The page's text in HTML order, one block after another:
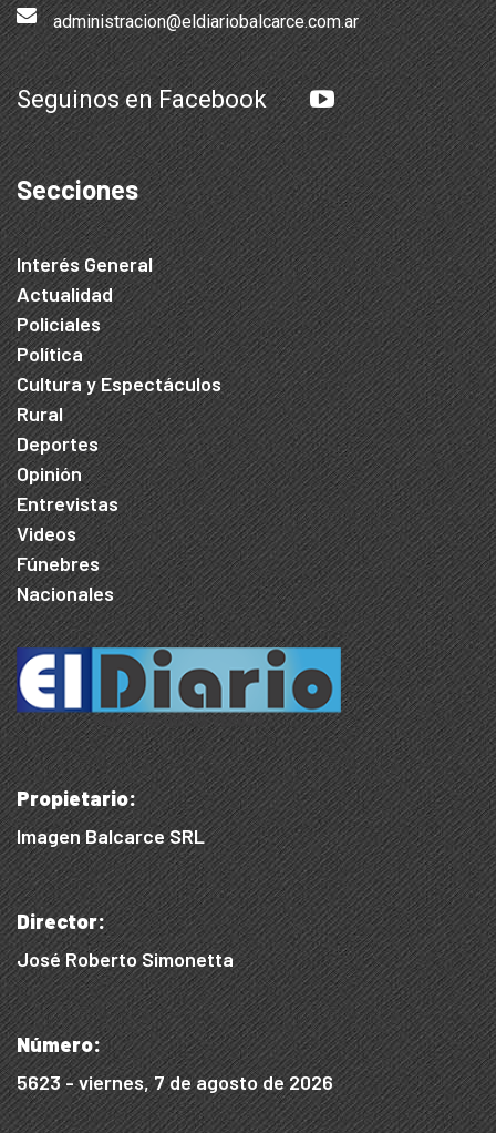
administracion@eldiariobalcarce.com.ar
Seguinos en Facebook
Secciones
Interés General
Actualidad
Policiales
Política
Cultura y Espectáculos
Rural
Deportes
Opinión
Entrevistas
Videos
Fúnebres
Nacionales
Propietario:
Imagen Balcarce SRL
Director:
José Roberto Simonetta
Número:
5623 - viernes, 7 de agosto de 2026